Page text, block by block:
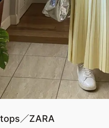
tops／ZARA